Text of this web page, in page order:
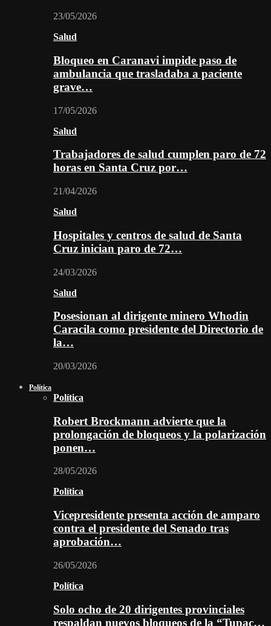
23/05/2026
Salud
Bloqueo en Caranavi impide paso de
ambulancia que trasladaba a paciente
grave…
17/05/2026
Salud
Trabajadores de salud cumplen paro de 72
horas en Santa Cruz por…
21/04/2026
Salud
Hospitales y centros de salud de Santa
Cruz inician paro de 72…
24/03/2026
Salud
Posesionan al dirigente minero Whodin
Caracila como presidente del Directorio de
la…
20/03/2026
Política
Política
Robert Brockmann advierte que la
prolongación de bloqueos y la polarización
ponen…
28/05/2026
Política
Vicepresidente presenta acción de amparo
contra el presidente del Senado tras
aprobación…
26/05/2026
Política
Solo ocho de 20 dirigentes provinciales
respaldan nuevos bloqueos de la “Tupac…